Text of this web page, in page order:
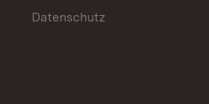
Datenschutz